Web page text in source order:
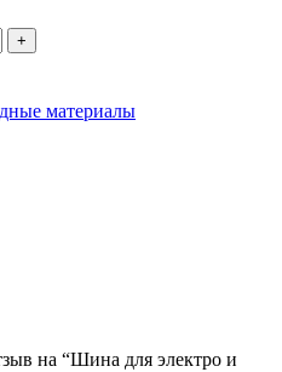
материалы
на “Шина для электро и